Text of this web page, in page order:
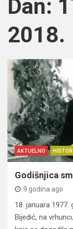
Dan:
2018.
AKTUELNO
Godišnjica
9 godina ago
18. januara
Bijedić, na